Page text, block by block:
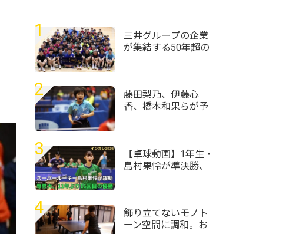
1
三井グループの企業
が集結する50年超の
球・オール三井2026
＞
2
藤田梨乃、伊藤心
香、橋本和果らが予
選リーグ＞
3
【卓球動画】1年生・
島村果怜が準決勝、
学、11年ぶり16回目
のV｜インカレ卓球
4
飾り立てないモノト
ーン空間に調和。お